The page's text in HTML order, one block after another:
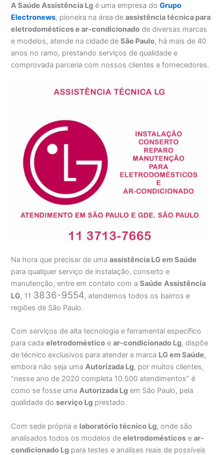
A Saúde Assistência Lg é uma empresa doGrupo
Electronews, pioneira na área deassistência técnica para
eletrodomésticos e ar-condicionado de diversas marcas
e modelos, atende na cidade deSão Paulo, há mais de 40
anos no ramo, prestando serviços de qualidade e
comprovada parceria com nossos clientes e fornecedores.
Na hora que precisar de umaassistência LG em Saúde
para qualquer serviço de instalação, conserto e
manutenção, entre em contato com aSaúde Assistência
LG, 11 3836-9554, atendemos todos os bairros e
regiões de São Paulo.
Com serviços de alta tecnologia e ferramental específico
para cadaeletrodoméstico ear-condicionado Lg, dispõe
de técnico exclusivos para atender a marca LG em Saúde,
embora não seja umaAutorizada Lg, por muitos clientes,
“nesse ano de 2020 completa 10.500 atendimentos” é
como se fosse umaAutorizada Lg em São Paulo, pela
qualidade doserviço Lg prestado.
Com sede própria e laboratório técnico Lg, onde são
analisados todos os modelos deeletrodomésticos ear-
condicionado Lg para testes e analises reais de possíveis